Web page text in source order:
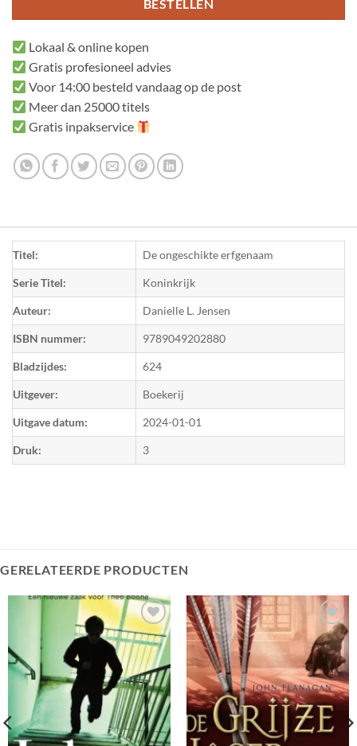
BESTELLEN
Lokaal & online kopen
Gratis profesioneel advies
Voor 14:00 besteld vandaag op de post
Meer dan 25000 titels
Gratis inpakservice
Titel: De ongeschikte erfgenaam
Serie Titel: Koninkrijk
Auteur: Danielle L. Jensen
ISBN nummer: 9789049202880
Bladzijdes: 624
Uitgever: Boekerij
Uitgave datum: 2024-01-01
Druk: 3
GERELATEERDE PRODUCTEN